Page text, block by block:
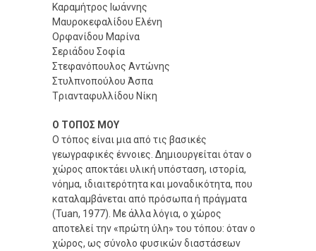
Καραμήτρος Ιωάννης
Μαυροκεφαλίδου Ελένη
Ορφανίδου Μαρίνα
Σεριάδου Σοφία
Στεφανόπουλος Αντώνης
Στυλπνοπούλου Άσπα
Tριανταφυλλίδου Νίκη
Ο ΤΟΠΟΣ ΜΟΥ
Ο τόπος είναι μια από τις βασικές
γεωγραφικές έννοιες. Δημιουργείται όταν ο
χώρος αποκτάει υλική υπόσταση, ιστορία,
νόημα, ιδιαιτερότητα και μοναδικότητα, που
καταλαμβάνεται από πρόσωπα ή πράγματα
(Tuan, 1977). Με άλλα λόγια, ο χώρος
αποτελεί την «πρώτη ύλη» του τόπου: όταν ο
χώρος, ως σύνολο φυσικών διαστάσεων